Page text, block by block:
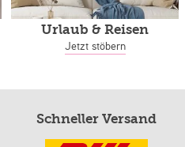
Urlaub & Reisen
Jetzt stöbern
Schneller Versand